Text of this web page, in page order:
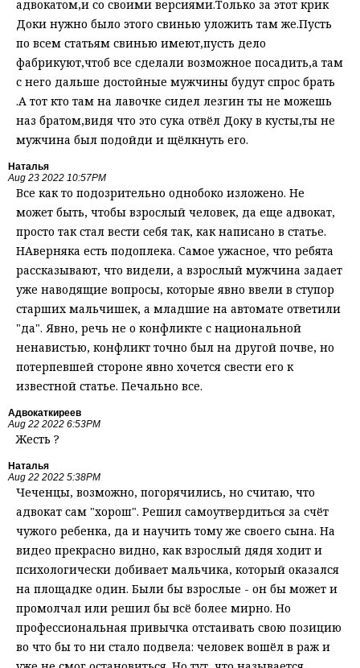
адвокатом,и со своими версиями.Только за этот крик
Доки нужно было этого свинью уложить там же.Пусть
по всем статьям свинью имеют,пусть дело
фабрикуют,чтоб все сделали возможное посадить,а там
с него дальше достойные мужчины будут спрос брать
.А тот кто там на лавочке сидел лезгин ты не можешь
наз братом,видя что это сука отвёл Доку в кусты,ты не
мужчина был подойди и щёлкнуть его.
Наталья
Aug 23 2022 10:57PM
Все как то подозрительно однобоко изложено. Не
может быть, чтобы взрослый человек, да еще адвокат,
просто так стал вести себя так, как написано в статье.
НАверняка есть подоплека. Самое ужасное, что ребята
рассказывают, что видели, а взрослый мужчина задает
уже наводящие вопросы, которые явно ввели в ступор
старших мальчишек, а младшие на автомате ответили
"да". Явно, речь не о конфликте с национальной
ненавистью, конфликт точно был на другой почве, но
потерпевшей стороне явно хочется свести его к
известной статье. Печально все.
Адвокаткиреев
Aug 22 2022 6:53PM
Жесть ?
Наталья
Aug 22 2022 5:38PM
Чеченцы, возможно, погорячились, но считаю, что
адвокат сам "хорош". Решил самоутвердиться за счёт
чужого ребенка, да и научить тому же своего сына. На
видео прекрасно видно, как взрослый дядя ходит и
психологически добивает мальчика, который оказался
на площадке один. Были бы взрослые - он бы может и
промолчал или решил бы всё более мирно. Но
профессиональная привычка отстаивать свою позицию
во что бы то ни стало подвела: человек вошёл в раж и